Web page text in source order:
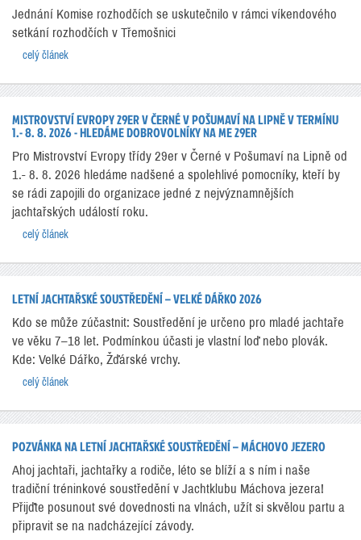
Jednání Komise rozhodčích se uskutečnilo v rámci víkendového
setkání rozhodčích v Třemošnici
celý článek
MISTROVSTVÍ EVROPY 29ER V ČERNÉ V POŠUMAVÍ NA LIPNĚ V TERMÍNU
1.- 8. 8. 2026 - HLEDÁME DOBROVOLNÍKY NA ME 29ER
Pro Mistrovství Evropy třídy 29er v Černé v Pošumaví na Lipně od
1.- 8. 8. 2026 hledáme nadšené a spolehlivé pomocníky, kteří by
se rádi zapojili do organizace jedné z nejvýznamnějších
jachtařských událostí roku.
celý článek
LETNÍ JACHTAŘSKÉ SOUSTŘEDĚNÍ – VELKÉ DÁŘKO 2026
Kdo se může zúčastnit: Soustředění je určeno pro mladé jachtaře
ve věku 7–18 let. Podmínkou účasti je vlastní loď nebo plovák.
Kde: Velké Dářko, Žďárské vrchy.
celý článek
POZVÁNKA NA LETNÍ JACHTAŘSKÉ SOUSTŘEDĚNÍ – MÁCHOVO JEZERO
Ahoj jachtaři, jachtařky a rodiče, léto se blíží a s ním i naše
tradiční tréninkové soustředění v Jachtklubu Máchova jezera!
Přijďte posunout své dovednosti na vlnách, užít si skvělou partu a
připravit se na nadcházející závody.